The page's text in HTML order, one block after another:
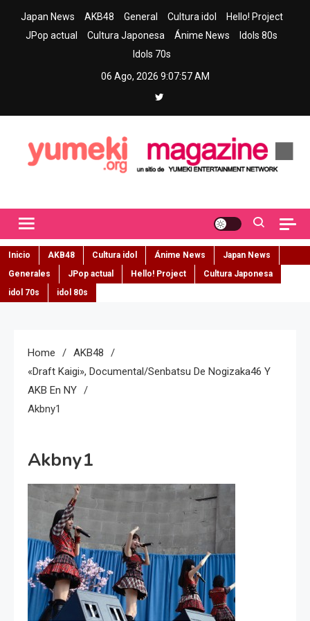
Japan News AKB48 General Cultura idol
Hello! Project
JPop actual
Cultura Japonesa Ánime News
Idols 80s
Idols 70s
06 Ago, 2026 9:07:58 AM
Inicio AKB48 Cultura idol Ánime News
Japan News
Generales
JPop actual Hello! Project
Cultura Japonesa
idol 70s
idol 80s
Home
AKB48
«Draft Kaigi», Documental/Senbatsu De Nogizaka46 Y
AKB En NY
Akbny1
Akbny1